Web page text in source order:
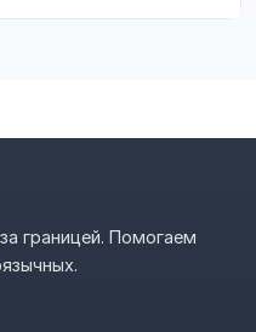
границей. Помогаем